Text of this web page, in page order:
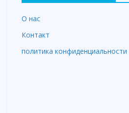
О нас
Контакт
политика конфиденциальности